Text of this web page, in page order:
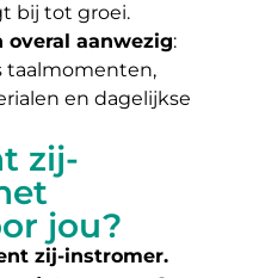
bij tot groei.
overal aanwezig:
taalmomenten,
en dagelijkse
zij-
jou?
zij-instromer.